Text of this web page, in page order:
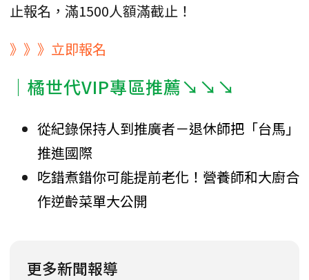
止報名，滿1500人額滿截止！
》》》立即報名
｜橘世代VIP專區推薦↘↘↘
從紀錄保持人到推廣者－退休師把「台馬」
推進國際
吃錯煮錯你可能提前老化！營養師和大廚合
作逆齡菜單大公開
更多新聞報導